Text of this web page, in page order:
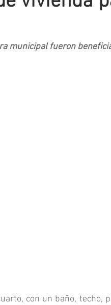
municipal fueron
con un baño, techo,